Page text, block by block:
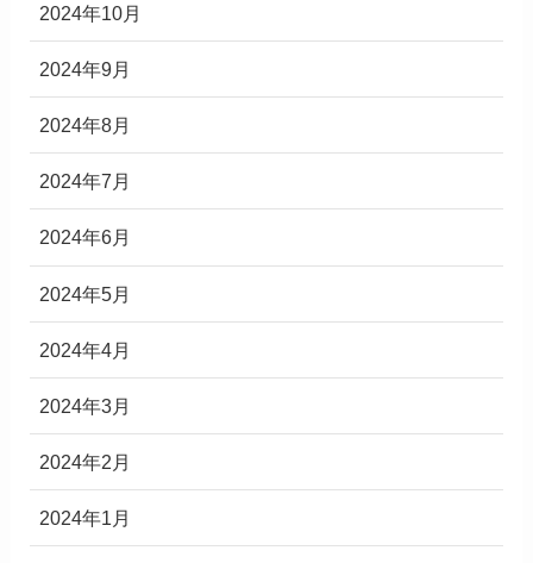
2024年10月
2024年9月
2024年8月
2024年7月
2024年6月
2024年5月
2024年4月
2024年3月
2024年2月
2024年1月